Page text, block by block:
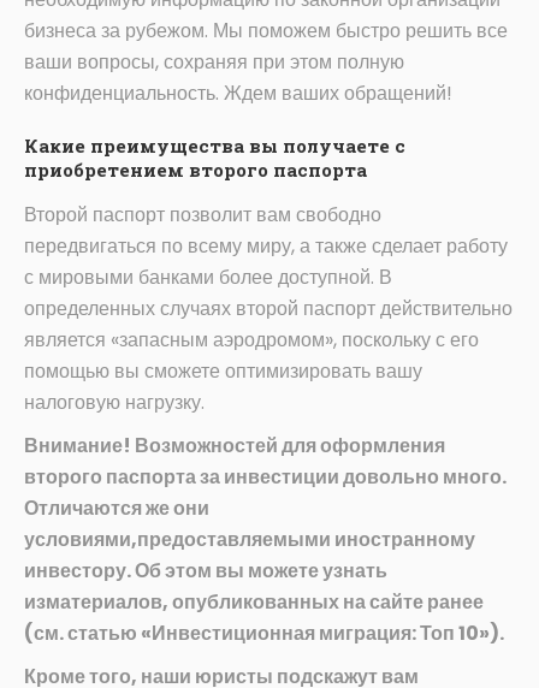
бизнеса за рубежом. Мы поможем быстро решить все
ваши вопросы, сохраняя при этом полную
конфиденциальность. Ждем ваших обращений!
Какие преимущества вы получаете с
приобретением второго паспорта
Второй паспорт позволит вам свободно
передвигаться по всему миру, а также сделает работу
с мировыми банками более доступной. В
определенных случаях второй паспорт действительно
является «запасным аэродромом», поскольку с его
помощью вы сможете оптимизировать вашу
налоговую нагрузку.
Внимание! Возможностей для оформления
второго паспорта за инвестиции довольно много.
Отличаются же они
условиями,предоставляемыми иностранному
инвестору. Об этом вы можете узнать
изматериалов, опубликованных на сайте ранее
(см. статью «Инвестиционная миграция: Топ 10»).
Кроме того, наши юристы подскажут вам